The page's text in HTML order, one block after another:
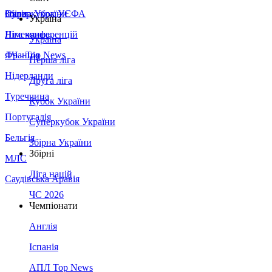
Збірна України
Італія
Німеччина
Франція
Нідерланди
Туреччина
Португалія
Бельгія
МЛС
Саудівська Аравія
Суперкубок УЄФА
Ліга конференцій
ЛЧ - Top News
Україна
Україна
Перша ліга
Друга ліга
Кубок України
Суперкубок України
Збірна України
Збірні
Ліга націй
ЧС 2026
Чемпіонати
Англія
Іспанія
АПЛ Top News